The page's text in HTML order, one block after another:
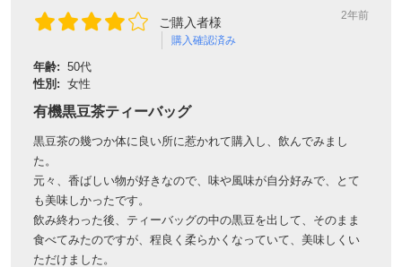
ご購入者様
購入確認済み
2年前
年齢: 50代
性別: 女性
有機黒豆茶ティーバッグ
黒豆茶の幾つか体に良い所に惹かれて購入し、飲んでみまし
た。
元々、香ばしい物が好きなので、味や風味が自分好みで、とて
も美味しかったです。
飲み終わった後、ティーバッグの中の黒豆を出して、そのまま
食べてみたのですが、程良く柔らかくなっていて、美味しくい
ただけました。